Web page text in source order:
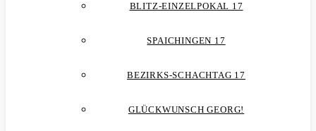
BLITZ-EINZELPOKAL 17
SPAICHINGEN 17
BEZIRKS-SCHACHTAG 17
GLÜCKWUNSCH GEORG!